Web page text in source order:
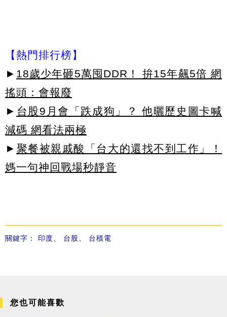
【熱門排行榜】
► 18歲少年砸5萬囤DDR！ 拚15年飆5倍 網
搖頭：會報廢
► 台股9月會「跌成狗」？ 他曬歷史圖卡喊
減碼 網看法兩極
► 聚餐被親戚酸「台大的還找不到工作」！
媽一句神回戰場秒靜音
關鍵字： 印度 台股 台積電
您也可能喜歡